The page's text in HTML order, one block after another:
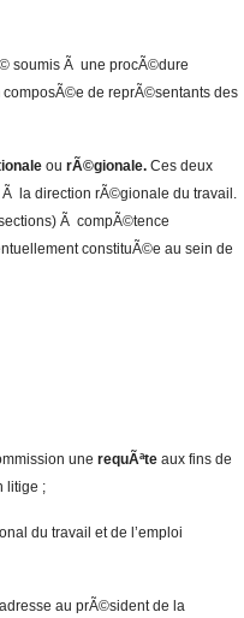
soumis Ã une procÃ©dure
composÃ©e de reprÃ©sentants des
ou rÃ©gionale. Ces deux
Ã la direction rÃ©gionale du travail.
Ã compÃ©tence
constituÃ©e au sein de
une requÃªte aux fins de
litige ;
du travail et de l’emploi
au prÃ©sident de la